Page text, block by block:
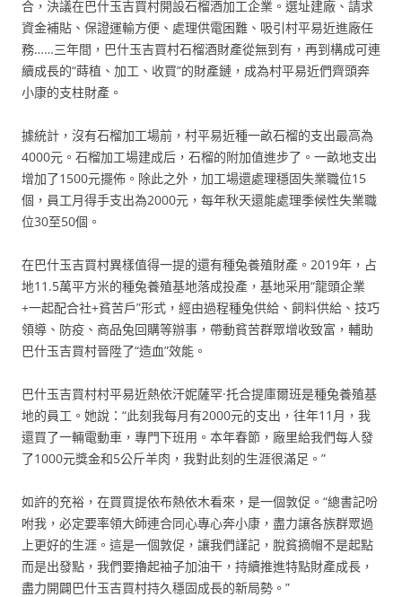
合，決議在巴什玉吉買村開設石榴酒加工企業。選址建廠、請求
資金補貼、保證運輸方便、處理供電困難、吸引村平易近進廠任
務……三年間，巴什玉吉買村石榴酒財產從無到有，再到構成可連
續成長的“蒔植、加工、收買”的財產鏈，成為村平易近們齊頭奔
小康的支柱財產。
據統計，沒有石榴加工場前，村平易近種一畝石榴的支出最高為
4000元。石榴加工場建成后，石榴的附加值進步了。一畝地支出
增加了1500元擺佈。除此之外，加工場還處理穩固失業職位15
個，員工月得手支出為2000元，每年秋天還能處理季候性失業職
位30至50個。
在巴什玉吉買村異樣值得一提的還有種兔養殖財產。2019年，占
地11.5萬平方米的種兔養殖基地落成投產，基地采用“龍頭企業
+一起配合社+貧苦戶”形式，經由過程種兔供給、飼料供給、技巧
領導、防疫、商品兔回購等辦事，帶動貧苦群眾增收致富，輔助
巴什玉吉買村晉陞了“造血”效能。
巴什玉吉買村村平易近熱依汗妮薩罕·托合提庫爾班是種兔養殖基
地的員工。她說：“此刻我每月有2000元的支出，往年11月，我
還買了一輛電動車，專門下班用。本年春節，廠里給我們每人發
了1000元獎金和5公斤羊肉，我對此刻的生涯很滿足。”
如許的充裕，在買買提依布熱依木看來，是一個敦促。“總書記吩
咐我，必定要率領大師連合同心專心奔小康，盡力讓各族群眾過
上更好的生涯。這是一個敦促，讓我們謹記，脫貧摘帽不是起點
而是出發點，我們要擼起袖子加油干，持續推進特點財產成長，
盡力開闢巴什玉吉買村持久穩固成長的新局勢。”